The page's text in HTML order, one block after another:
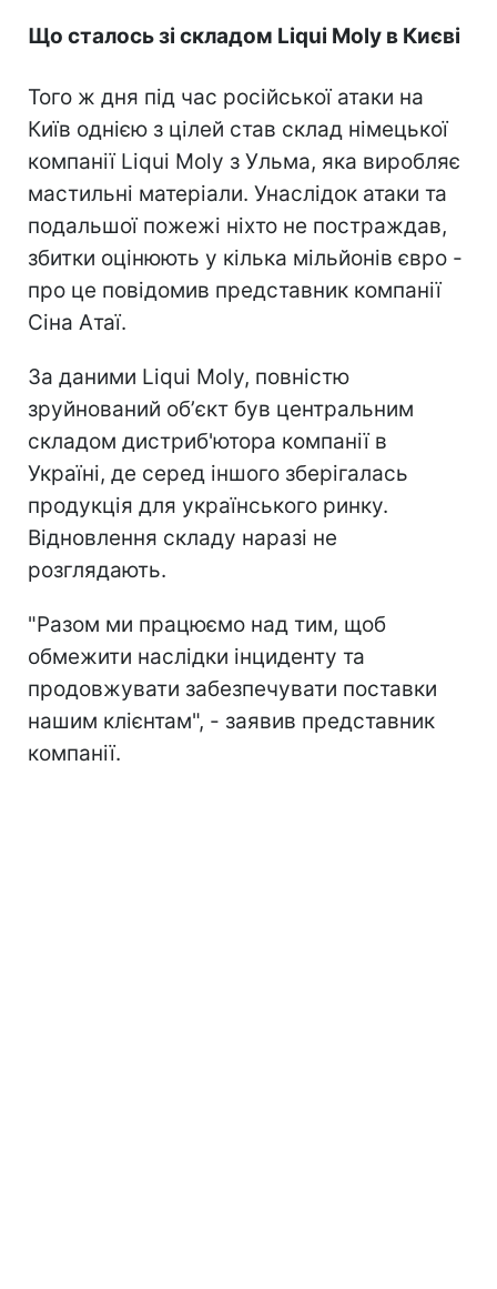
Що сталось зі складом Liqui Moly в Києві
Того ж дня під час російської атаки на
Київ однією з цілей став склад німецької
компанії Liqui Moly з Ульма, яка виробляє
мастильні матеріали. Унаслідок атаки та
подальшої пожежі ніхто не постраждав,
збитки оцінюють у кілька мільйонів євро -
про це повідомив представник компанії
Сіна Атаї.
За даними Liqui Moly, повністю
зруйнований обʼєкт був центральним
складом дистриб'ютора компанії в
Україні, де серед іншого зберігалась
продукція для українського ринку.
Відновлення складу наразі не
розглядають.
"Разом ми працюємо над тим, щоб
обмежити наслідки інциденту та
продовжувати забезпечувати поставки
нашим клієнтам", - заявив представник
компанії.